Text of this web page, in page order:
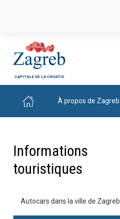
CAPITALE DE LA CROATIE
À propos de Zagreb
Informations
touristiques
Autocars dans la ville de Zagreb